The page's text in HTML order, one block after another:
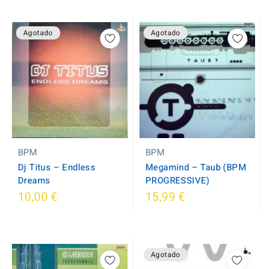
Agotado
BPM
Dj Titus ‎– Endless
Dreams
10,00 €
Agotado
BPM
Megamind – Taub (BPM
PROGRESSIVE)
15,99 €
Agotado